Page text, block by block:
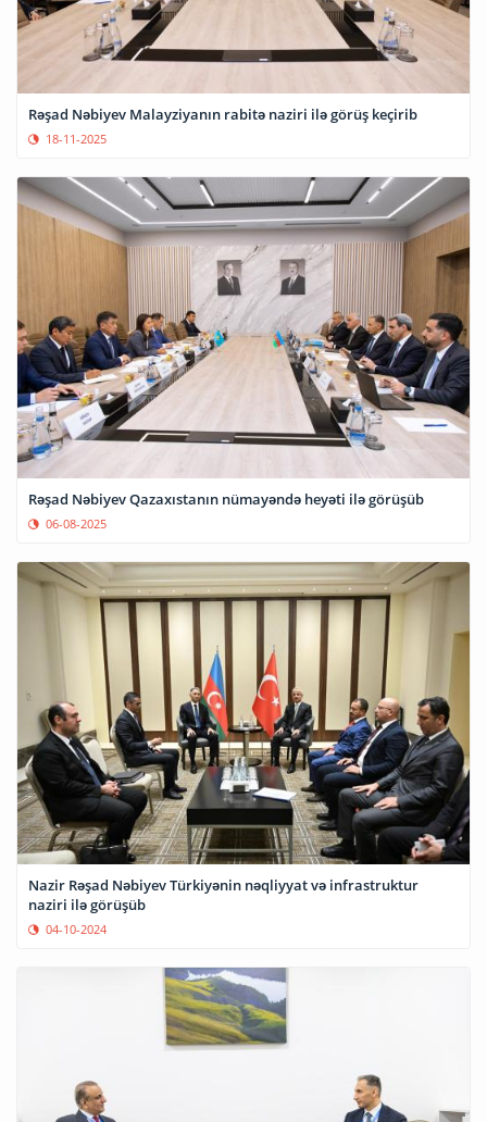
Rəşad Nəbiyev Malayziyanın rabitə naziri ilə görüş keçirib
18-11-2025
Rəşad Nəbiyev Qazaxıstanın nümayəndə heyəti ilə görüşüb
06-08-2025
Nazir Rəşad Nəbiyev Türkiyənin nəqliyyat və infrastruktur
naziri ilə görüşüb
04-10-2024